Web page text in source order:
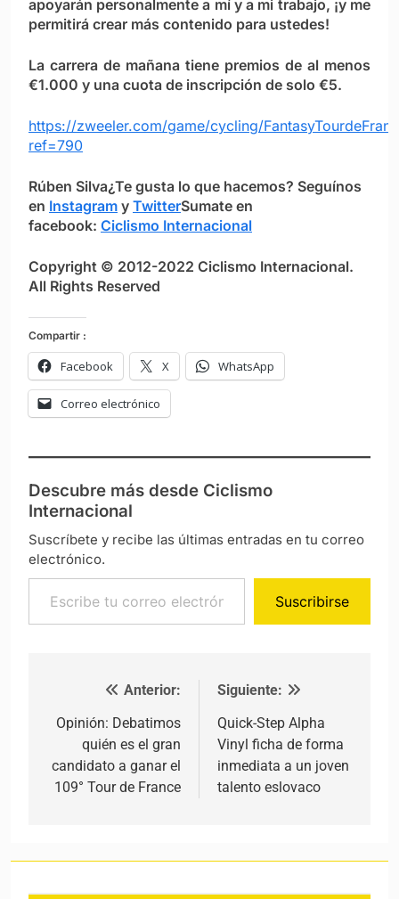
apoyarán personalmente a mí y a mi trabajo, ¡y me
permitirá crear más contenido para ustedes!
La carrera de mañana tiene premios de al menos
€1.000 y una cuota de inscripción de solo €5.
https://zweeler.com/game/cycling/
ref=790
Rúben Silva¿Te gusta lo que hacemos? Seguínos
en Instagram y TwitterSumate en
facebook: Ciclismo Internacional
Copyright © 2012-2022 Ciclismo Internacional.
All Rights Reserved
Compartir :
Facebook X WhatsApp
Correo electrónico
Descubre más desde Ciclismo
Internacional
Suscríbete y recibe las últimas entradas en tu correo
electrónico.
Escribe tu correo electrónico…
Suscribirse
Navegación de entradas
Anterior:
Opinión: Debatimos
quién es el gran
candidato a ganar el
109° Tour de France
Siguiente:
Quick-Step Alpha
Vinyl ficha de forma
inmediata a un joven
talento eslovaco